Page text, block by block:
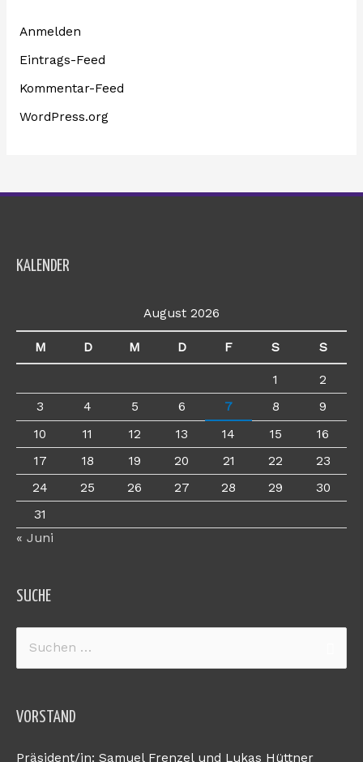
Anmelden
Eintrags-Feed
Kommentar-Feed
WordPress.org
KALENDER
August 2026
M D M D F S S
1
2
3
4 5 6 7 8
9
10
11 12 13 14 15
16
17
18 19 20 21 22
23
24
25 26 27 28 29
30
31
« Juni
SUCHE
Suchen
nach:
VORSTAND
Präsident/in: Samuel Frenzel und Lukas Hüttner